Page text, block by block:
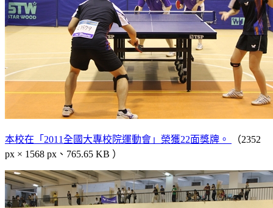
本校在「2011全國大專校院運動會」榮獲22面獎牌。
（2352
px × 1568 px、765.65 KB ）